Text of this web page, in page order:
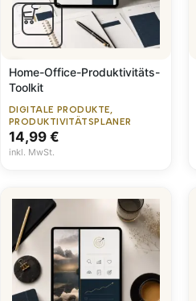
Home-Office-Produktivitäts-
Toolkit
DIGITALE PRODUKTE,
PRODUKTIVITÄTSPLANER
14,99 €
inkl. MwSt.